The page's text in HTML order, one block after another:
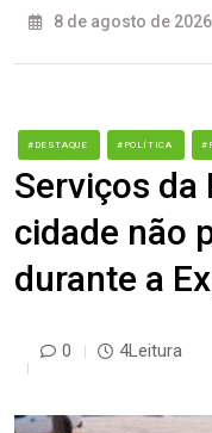
8 de agosto de 2026
#DESTAQUE #POLÍTICA
Serviços da
cidade não
durante a
0 4Leitura